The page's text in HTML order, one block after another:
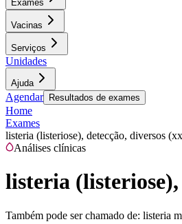
Exames
Vacinas
Serviços
Unidades
Ajuda
Agendar Resultados de exames
Home
Exames
listeria (listeriose), detecção, diversos
Análises clínicas
listeria
Também pode ser chamado de: listeria